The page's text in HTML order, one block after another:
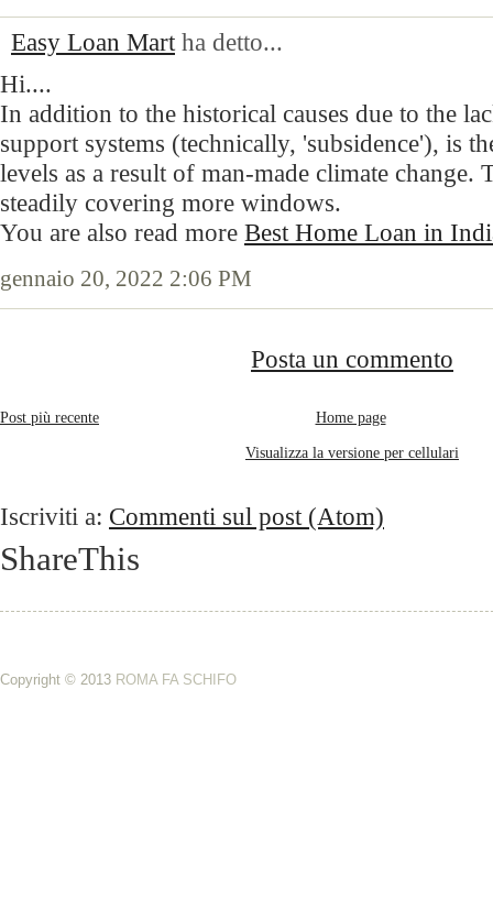
Easy Loan Martha detto...
Hi....
In addition to the historical causes due to the
support systems (technically, 'subsidence'), is
levels as a result of man-made climate change.
steadily covering more windows.
You are also read more Best Home Loan in
gennaio 20, 2022 2:06 PM
Posta un commento
Post più recente
Home page
Visualizza la versione per cellulari
Iscriviti a: Commenti sul post (Atom)
ShareThis
Copyright © 2013 ROMA FA SCHIFO